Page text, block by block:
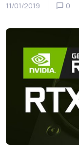
11/01/2019 0